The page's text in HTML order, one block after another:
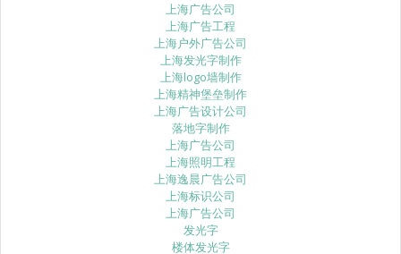
上海广告公司
上海广告工程
上海户外广告公司
上海发光字制作
上海logo墙制作
上海精神堡垒制作
上海广告设计公司
落地字制作
上海广告公司
上海照明工程
上海逸晨广告公司
上海标识公司
上海广告公司
发光字
楼体发光字